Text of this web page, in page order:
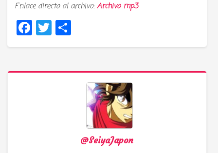
Enlace directo al archivo:Archivo mp3
Facebook
Twitter
@SeiyaJapon